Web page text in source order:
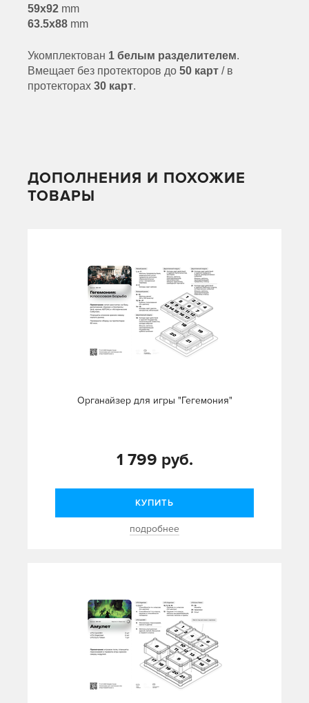
59х92 mm
63.5x88 mm
Укомплектован 1 белым разделителем.
Вмещает без протекторов до 50 карт / в
протекторах 30 карт.
ДОПОЛНЕНИЯ И ПОХОЖИЕ
ТОВАРЫ
Органайзер для игры "Гегемония"
1 799 руб.
КУПИТЬ
подробнее